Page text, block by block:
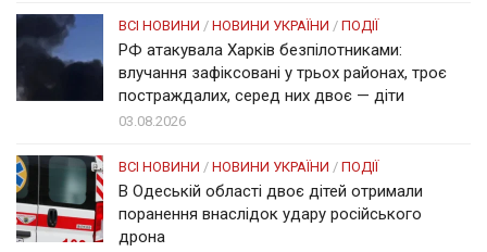
ВСІ НОВИНИ / НОВИНИ УКРАЇНИ / ПОДІЇ
РФ атакувала Харків безпілотниками:
влучання зафіксовані у трьох районах, троє
постраждалих, серед них двоє — діти
03.08.2026
ВСІ НОВИНИ / НОВИНИ УКРАЇНИ / ПОДІЇ
В Одеській області двоє дітей отримали
поранення внаслідок удару російського
дрона